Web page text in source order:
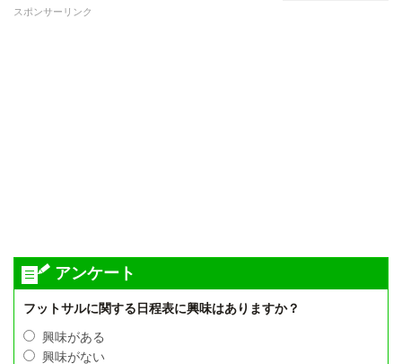
スポンサーリンク
アンケート
フットサルに関する日程表に興味はありますか？
興味がある
興味がない